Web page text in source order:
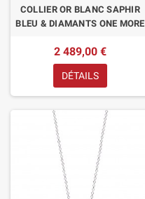
COLLIER OR BLANC SAPHIR
BLEU & DIAMANTS ONE MORE
2 489,00 €
DÉTAILS